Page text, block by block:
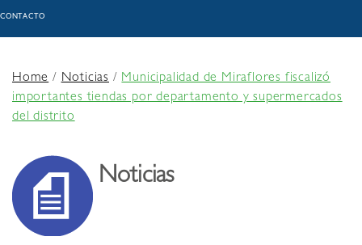
CONTACTO
Home/Noticias /Municipalidad de Miraflores fiscalizó
importantes tiendas por departamento y supermercados
del distrito
Noticias